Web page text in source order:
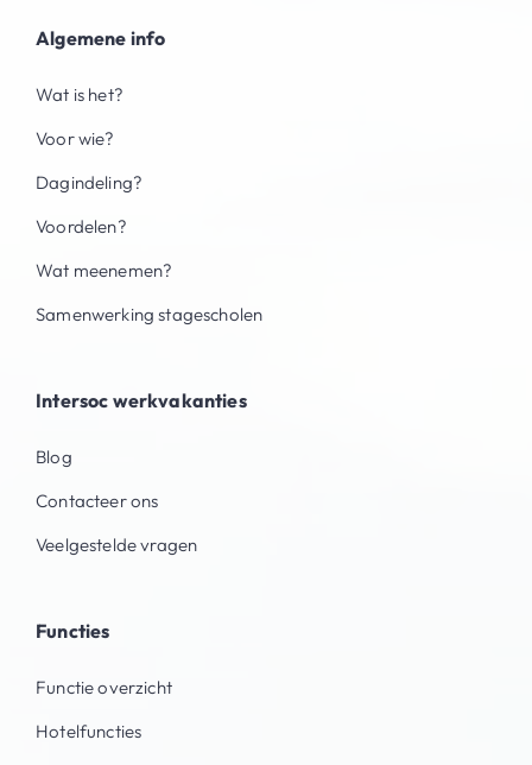
Algemene info
Wat is het?
Voor wie?
Dagindeling?
Voordelen?
Wat meenemen?
Samenwerking stagescholen
Intersoc werkvakanties
Blog
Contacteer ons
Veelgestelde vragen
Functies
Functie overzicht
Hotelfuncties